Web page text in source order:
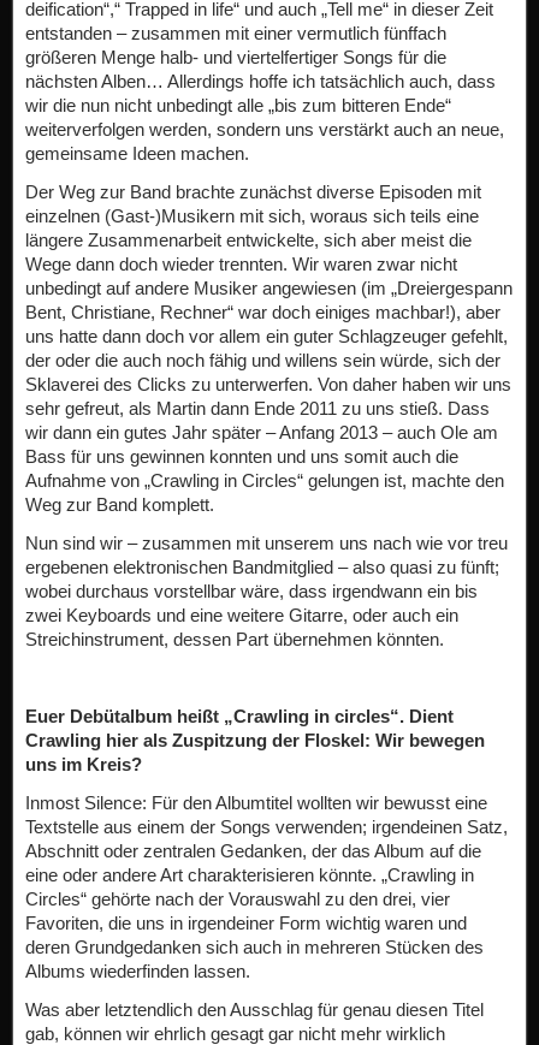
deification“,“ Trapped in life“ und auch „Tell me“ in dieser Zeit
entstanden – zusammen mit einer vermutlich fünffach
größeren Menge halb- und viertelfertiger Songs für die
nächsten Alben… Allerdings hoffe ich tatsächlich auch, dass
wir die nun nicht unbedingt alle „bis zum bitteren Ende“
weiterverfolgen werden, sondern uns verstärkt auch an neue,
gemeinsame Ideen machen.
Der Weg zur Band brachte zunächst diverse Episoden mit
einzelnen (Gast-)Musikern mit sich, woraus sich teils eine
längere Zusammenarbeit entwickelte, sich aber meist die
Wege dann doch wieder trennten. Wir waren zwar nicht
unbedingt auf andere Musiker angewiesen (im „Dreiergespann
Bent, Christiane, Rechner“ war doch einiges machbar!), aber
uns hatte dann doch vor allem ein guter Schlagzeuger gefehlt,
der oder die auch noch fähig und willens sein würde, sich der
Sklaverei des Clicks zu unterwerfen. Von daher haben wir uns
sehr gefreut, als Martin dann Ende 2011 zu uns stieß. Dass
wir dann ein gutes Jahr später – Anfang 2013 – auch Ole am
Bass für uns gewinnen konnten und uns somit auch die
Aufnahme von „Crawling in Circles“ gelungen ist, machte den
Weg zur Band komplett.
Nun sind wir – zusammen mit unserem uns nach wie vor treu
ergebenen elektronischen Bandmitglied – also quasi zu fünft;
wobei durchaus vorstellbar wäre, dass irgendwann ein bis
zwei Keyboards und eine weitere Gitarre, oder auch ein
Streichinstrument, dessen Part übernehmen könnten.
Euer Debütalbum heißt „Crawling in circles“. Dient
Crawling hier als Zuspitzung der Floskel: Wir bewegen
uns im Kreis?
Inmost Silence: Für den Albumtitel wollten wir bewusst eine
Textstelle aus einem der Songs verwenden; irgendeinen Satz,
Abschnitt oder zentralen Gedanken, der das Album auf die
eine oder andere Art charakterisieren könnte. „Crawling in
Circles“ gehörte nach der Vorauswahl zu den drei, vier
Favoriten, die uns in irgendeiner Form wichtig waren und
deren Grundgedanken sich auch in mehreren Stücken des
Albums wiederfinden lassen.
Was aber letztendlich den Ausschlag für genau diesen Titel
gab, können wir ehrlich gesagt gar nicht mehr wirklich